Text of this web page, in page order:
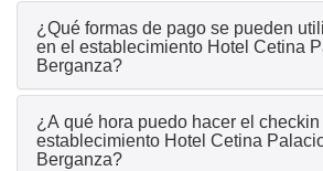
¿Qué formas de pago se pueden
en el establecimiento Hotel Cetina
Berganza?
¿A qué hora puedo hacer el checkin
establecimiento Hotel Cetina
Berganza?